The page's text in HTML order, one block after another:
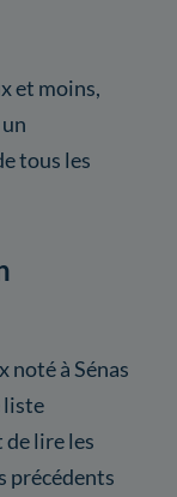
et moins,
tous les
noté à Sénas
liste
lire les
précédents